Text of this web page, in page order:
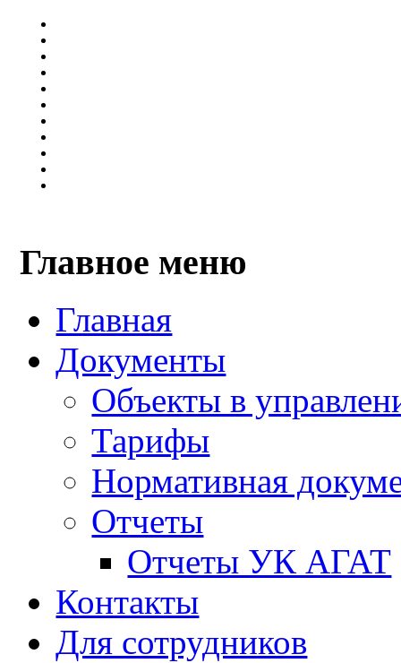
Главное меню
Главная
Документы
Объекты в
Тарифы
Нормативная
Отчеты
Отчеты УК АГАТ
Контакты
Для сотрудников